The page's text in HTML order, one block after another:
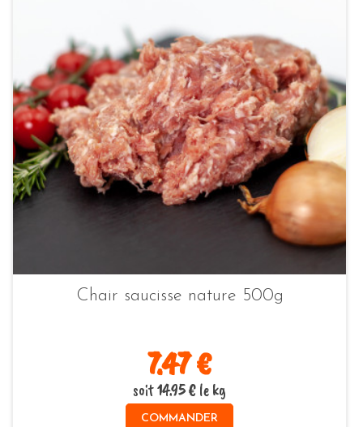
Chair saucisse nature 500g
7.47 €
soit 14.95 € le kg
COMMANDER